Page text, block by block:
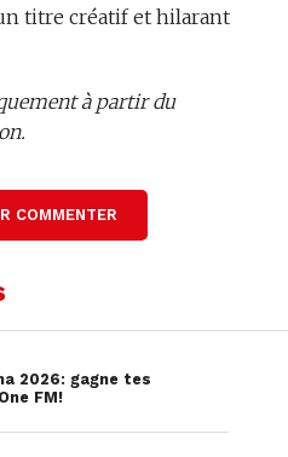
titre créatif et hilarant
à partir du
complète
COMMENTER
2026: gagne tes
FM!